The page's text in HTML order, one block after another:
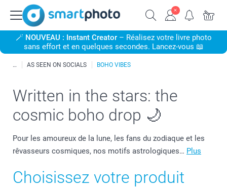
🪄 NOUVEAU : Instant Creator– Réalisez votre livre photo
sans effort et en quelques secondes. Lancez-vous 📖
AS SEEN ON SOCIALS BOHO VIBES
Written in the stars: the
cosmic boho drop 🌙
Pour les amoureux de la lune, les fans du zodiaque et les
rêvasseurs cosmiques, nos motifs astrologiques… Plus
Choisissez votre produit